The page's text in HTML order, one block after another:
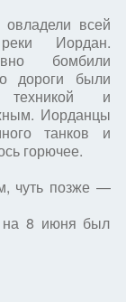
всей
Иордан.
бомбили
дороги были
техникой и
Иорданцы
танков и
горючее.
чуть позже —
на 8 июня был